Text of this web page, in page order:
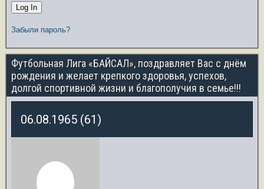
Забыли пароль?
Футбольная Лига «БАЙСАЛ», поздравляет Вас с днём
рождения и желает крепкого здоровья, успехов,
долгой спортивной жизни и благополучия в семье!!!
06.08.1965 (61)